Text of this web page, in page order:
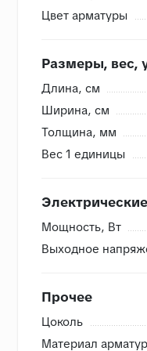
Цвет арматуры
Размеры, вес,
Длина, cм
Ширина, cм
Толщина, мм
Вес 1 единицы
Мощность, Вт
Выходное
Прочее
Цоколь
Материал
- Сверяем номера
- Проверяем на бой
- Привозим с
- Храним на